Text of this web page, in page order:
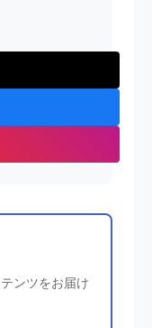
ンツをお届け